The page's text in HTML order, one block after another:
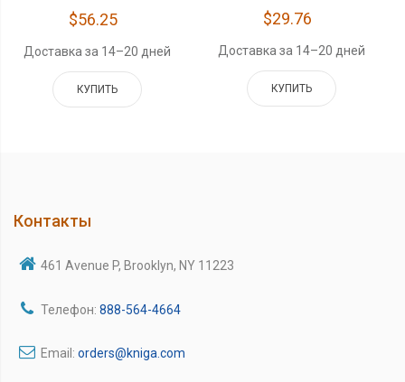
$56.25
Доставка за 14–20 дней
КУПИТЬ
$29.76
Доставка за 14–20 дней
КУПИТЬ
Контакты
461 Avenue P, Brooklyn, NY 11223
Телефон: 888-564-4664
Email: orders@kniga.com